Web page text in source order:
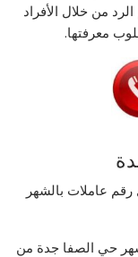
من خلال الأفراد
معرفتها.
رقم عاملات بالشهر
حي الصفا جدة من